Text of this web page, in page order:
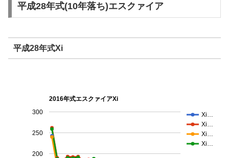
平成28年式(10年落ち)エスクァイア
平成28年式Xi
2016年式エスクァイアXi
Xi…
Xi…
Xi…
Xi…
200
250
300